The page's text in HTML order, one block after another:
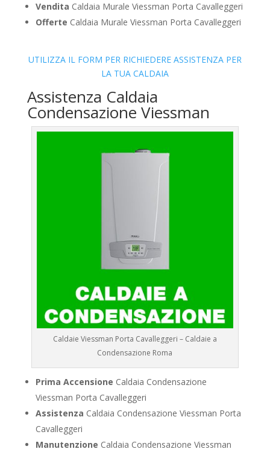
Vendita Caldaia Murale Viessman Porta Cavalleggeri
Offerte Caldaia Murale Viessman Porta Cavalleggeri
UTILIZZA IL FORM PER RICHIEDERE ASSISTENZA PER
LA TUA CALDAIA
Assistenza Caldaia
Condensazione Viessman
Caldaie Viessman Porta Cavalleggeri – Caldaie a
Condensazione Roma
Prima Accensione Caldaia Condensazione
Viessman Porta Cavalleggeri
Assistenza Caldaia Condensazione Viessman Porta
Cavalleggeri
Manutenzione Caldaia Condensazione Viessman